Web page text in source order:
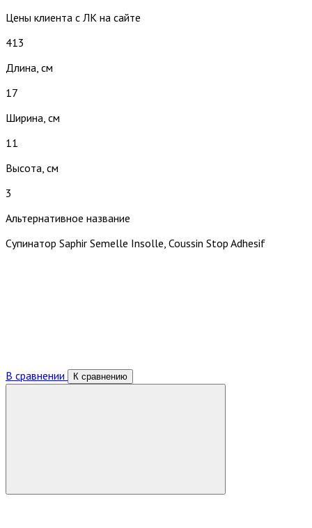
Цены клиента с ЛК на сайте
413
Длина, см
17
Ширина, см
11
Высота, см
3
Альтернативное название
Супинатор Saphir Semelle Insolle, Coussin Stop Adhesif
В сравнении К сравнению